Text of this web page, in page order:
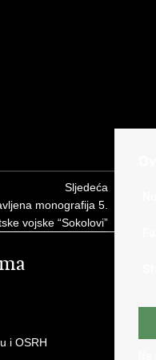
Sljedeća
monografija 5.
vojske “Sokolovi”
i OSRH